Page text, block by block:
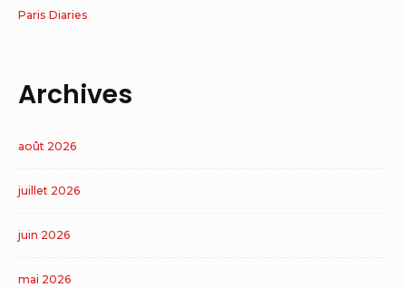
Paris Diaries
Archives
août 2026
juillet 2026
juin 2026
mai 2026